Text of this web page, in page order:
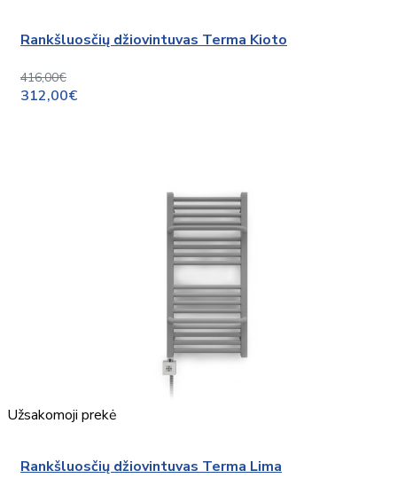
Rankšluosčių džiovintuvas Terma Kioto
416,00€
312,00€
Užsakomoji prekė
Rankšluosčių džiovintuvas Terma Lima